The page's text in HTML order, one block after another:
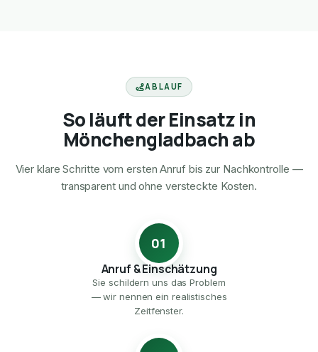
ABLAUF
So läuft der Einsatz in
Mönchengladbach ab
Vier klare Schritte vom ersten Anruf bis zur Nachkontrolle —
transparent und ohne versteckte Kosten.
01
Anruf & Einschätzung
Sie schildern uns das Problem
— wir nennen ein realistisches
Zeitfenster.